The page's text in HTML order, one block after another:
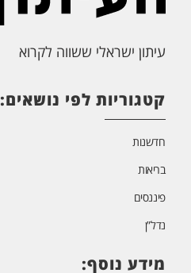
עיתון ישראלי ששווה לקרוא
קטגוריות לפי נושאים:
חדשנות
בריאות
פיננסים
נדל”ן
מידע נוסף: